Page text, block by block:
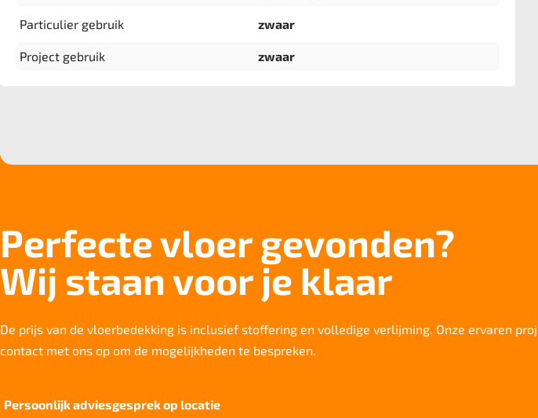
Particulier gebruik zwaar
Project gebruik zwaar
Perfecte vloer gevonden?
Wij staan voor je klaar
De prijs van de vloerbedekking is inclusief stoffering en volledige verlijming. Onze ervaren
contact met ons op om de mogelijkheden te bespreken.
Persoonlijk adviesgesprek op locatie